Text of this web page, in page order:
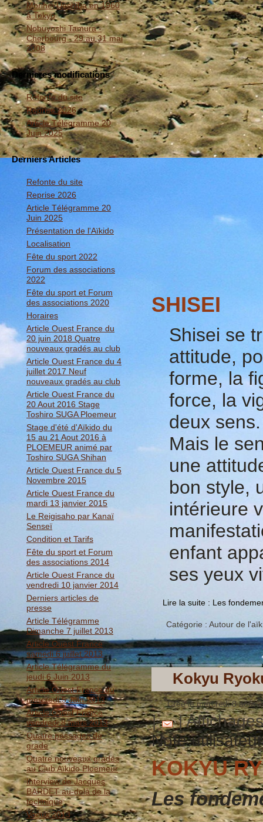
Morihei Ueshiba en 1960
à Tokyo
Nobuyoshi Tamura -
Cherbourg - 29 au 31 mai
2008
Dernieres modifications
Refonte du site
Reprise 2026
Article Télégramme 20
Juin 2025
Derniers Articles
Refonte du site
Reprise 2026
Article Télégramme 20
Juin 2025
Présentation de l'Aïkido
Localisation
Fête du sport 2022
Forum des associations
2022
Fête du sport et Forum
des associations 2020
Horaires
Article Ouest France du
20 juin 2018 Quatre
nouveaux gradés au club
Article Ouest France du 4
juillet 2017 Neuf
nouveaux gradés au club
Article Ouest France du
20 Aout 2016 Stage
Toshiro SUGA Ploemeur
Stage d'été d'Aïkido du
15 au 21 Aout 2016 à
PLOEMEUR animé par
Toshiro SUGA Shihan
Article Ouest France du 5
Novembre 2015
Article Ouest France du
mardi 13 janvier 2015
Le Reigisaho par Kanaï
Senseï
Condition et Tarifs
Fête du sport et Forum
des associations 2014
Article Ouest France du
vendredi 10 janvier 2014
Derniers articles de
presse
Article Télégramme
Dimanche 7 juillet 2013
Article Ouest France
samedi 6 juillet 2013
Article Télégramme du
jeudi 6 Juin 2013
Article Ouest France du
mercredi 5 Juin 2013
Article Ouest France
vendredi 8 mars 2013
Quatre passages de
grade
Quatre nouveaux gradés
au Club Aïkido Ploemeur
Interview de Jacques
BARDET au-delà de la
technique
Voeux 2013
SHISEI
Shisei se
attitude,
forme, la
force, la
deux sens.
Mais le
une
bon style,
intérieure
enfant
ses yeux
Lire la suite : Les
Catégorie : Autour de
Kokyu
Créé le mercredi 8 août
|
|
Note
KOKYU
Les